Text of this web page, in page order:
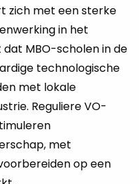
zich met een sterke
in het
MBO-scholen in de
technologische
met lokale
Reguliere VO-
met
op een